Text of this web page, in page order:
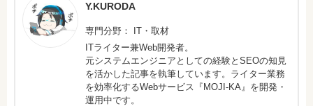
Y.KURODA
専門分野： IT・取材
ITライター兼Web開発者。
元システムエンジニアとしての経験とSEOの知見
を活かした記事を執筆しています。ライター業務
を効率化するWebサービス『MOJI-KA』を開発・
運用中です。